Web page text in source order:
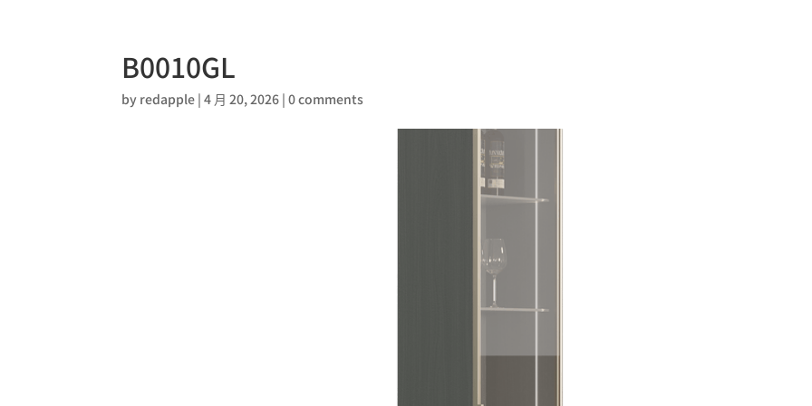
B0010GL
by redapple |4 月 20, 2026 |0 comments